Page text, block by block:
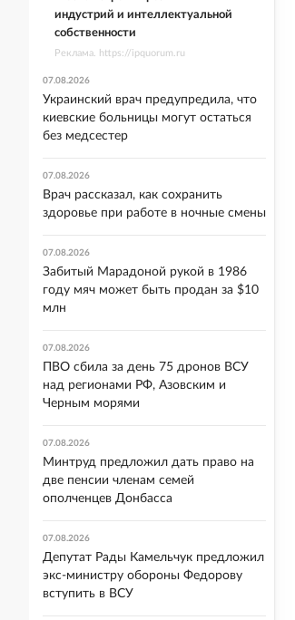
индустрий и интеллектуальной
собственности
Реклама. https://ipquorum.ru
07.08.2026
Украинский врач предупредила, что
киевские больницы могут остаться
без медсестер
07.08.2026
Врач рассказал, как сохранить
здоровье при работе в ночные смены
07.08.2026
Забитый Марадоной рукой в 1986
году мяч может быть продан за $10
млн
07.08.2026
ПВО сбила за день 75 дронов ВСУ
над регионами РФ, Азовским и
Черным морями
07.08.2026
Минтруд предложил дать право на
две пенсии членам семей
ополченцев Донбасса
07.08.2026
Депутат Рады Камельчук предложил
экс-министру обороны Федорову
вступить в ВСУ